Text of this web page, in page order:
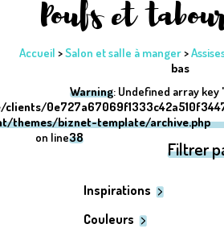
Poufs et
Accueil >Salon et salle à manger>
bas
Warning: Undefined array key
clients/
themes/biznet-template/archive.php
on line38
Filtrer
Inspirations
Couleurs